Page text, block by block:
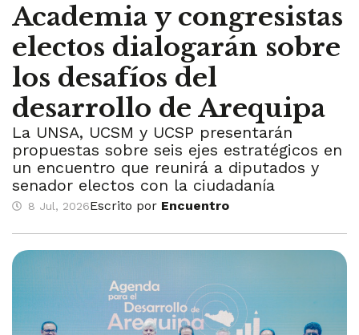
Academia y congresistas
electos dialogarán sobre
los desafíos del
desarrollo de Arequipa
La UNSA, UCSM y UCSP presentarán
propuestas sobre seis ejes estratégicos en
un encuentro que reunirá a diputados y
senador electos con la ciudadanía
8 Jul, 2026Escrito por Encuentro